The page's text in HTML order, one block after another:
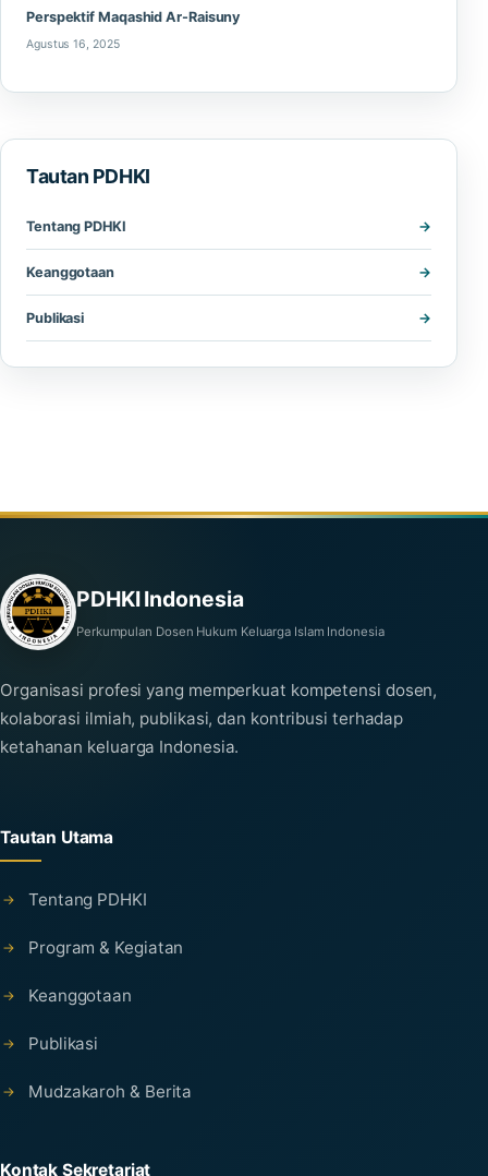
Perspektif Maqashid Ar-Raisuny
Agustus 16, 2025
Tautan PDHKI
Tentang PDHKI
Keanggotaan
Publikasi
PDHKI Indonesia
Perkumpulan Dosen Hukum Keluarga Islam Indonesia
Organisasi profesi yang memperkuat kompetensi dosen,
kolaborasi ilmiah, publikasi, dan kontribusi terhadap
ketahanan keluarga Indonesia.
Tautan Utama
Tentang PDHKI
Program & Kegiatan
Keanggotaan
Publikasi
Mudzakaroh & Berita
Kontak Sekretariat